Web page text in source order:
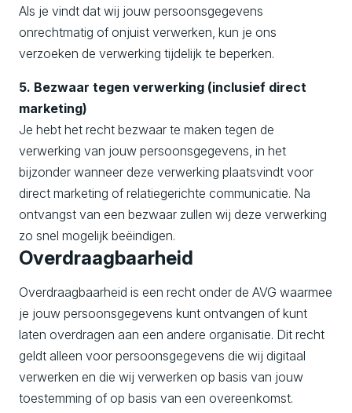
Als je vindt dat wij jouw persoonsgegevens
onrechtmatig of onjuist verwerken, kun je ons
verzoeken de verwerking tijdelijk te beperken.
5. Bezwaar tegen verwerking (inclusief direct
marketing)
Je hebt het recht bezwaar te maken tegen de
verwerking van jouw persoonsgegevens, in het
bijzonder wanneer deze verwerking plaatsvindt voor
direct marketing of relatiegerichte communicatie. Na
ontvangst van een bezwaar zullen wij deze verwerking
zo snel mogelijk beëindigen.
Overdraagbaarheid
Overdraagbaarheid is een recht onder de AVG waarmee
je jouw persoonsgegevens kunt ontvangen of kunt
laten overdragen aan een andere organisatie. Dit recht
geldt alleen voor persoonsgegevens die wij digitaal
verwerken en die wij verwerken op basis van jouw
toestemming of op basis van een overeenkomst.